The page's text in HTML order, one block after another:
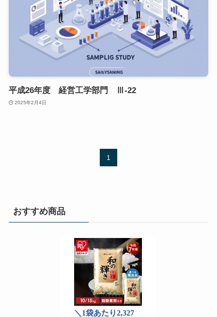
平成26年度 経営工学部門 Ⅲ-22
2025年2月4日
1
おすすめ商品